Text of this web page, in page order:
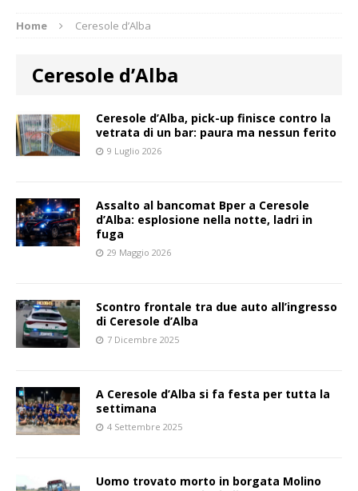
Home Ceresole d’Alba
Ceresole d’Alba
Ceresole d’Alba, pick-up finisce contro la
vetrata di un bar: paura ma nessun ferito
9 Luglio 2026
Assalto al bancomat Bper a Ceresole
d’Alba: esplosione nella notte, ladri in
fuga
29 Maggio 2026
Scontro frontale tra due auto all’ingresso
di Ceresole d’Alba
7 Dicembre 2025
A Ceresole d’Alba si fa festa per tutta la
settimana
4 Settembre 2025
Uomo trovato morto in borgata Molino